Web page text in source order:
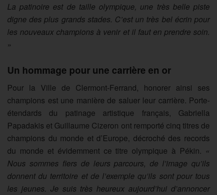
La patinoire est de taille olympique, une très belle piste
digne des plus grands stades. C’est un très bel écrin pour
les nouveaux championsà venir et il faut en prendre soin.
»
Un hommage pour une carrière en or
Pour la Ville de Clermont-Ferrand, honorer ainsi ses
champions est une manière de saluer leur carrière. Porte-
étendards du patinage artistique français, Gabriella
Papadakis et Guillaume Cizeron ont remporté cinq titres de
champions du monde et d’Europe, décroché des records
du monde et évidemment ce titre olympique à Pékin. «
Nous sommes fiers de leurs parcours, de l’image qu’ils
donnent du territoire et de l’exemple qu’ils sont pour tous
les jeunes. Je suis très heureux aujourd’hui d’annoncer